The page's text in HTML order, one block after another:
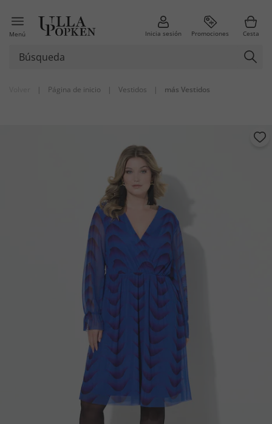
Menú Inicia sesión Promociones Cesta
| Página de inicio | Vestidos | más Vestidos